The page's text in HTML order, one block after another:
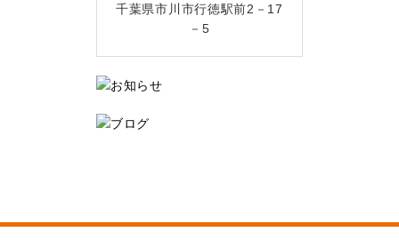
千葉県市川市行徳駅前2－17
－5